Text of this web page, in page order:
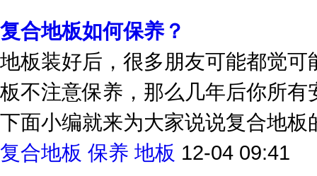
复合地板如何保养？
地板装好后，很多朋友可能都觉
板不注意保养，那么几年后你所
下面小编就来为大家说说复合地板
复合地板 保养 地板